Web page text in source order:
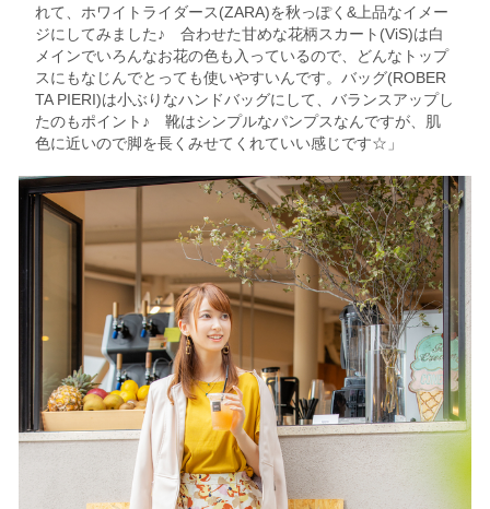
れて、ホワイトライダース(ZARA)を秋っぽく&上品なイメー
ジにしてみました♪ 合わせた甘めな花柄スカート(ViS)は白
メインでいろんなお花の色も入っているので、どんなトップ
スにもなじんでとっても使いやすいんです。バッグ(ROBER
TA PIERI)は小ぶりなハンドバッグにして、バランスアップし
たのもポイント♪ 靴はシンプルなパンプスなんですが、肌
色に近いので脚を長くみせてくれていい感じです☆」